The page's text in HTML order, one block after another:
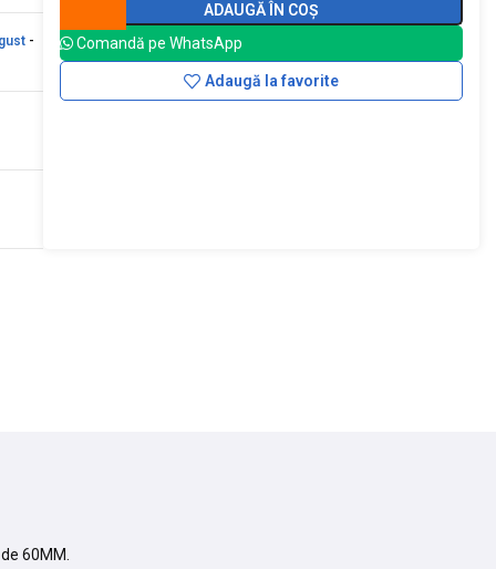
-
ADAUGĂ ÎN COȘ
Comandă pe WhatsApp
Adaugă la favorite
60MM.